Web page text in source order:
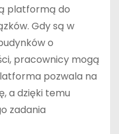
platformą do
Gdy są w
o
pracownicy mogą
pozwala na
a dzięki temu
zadania